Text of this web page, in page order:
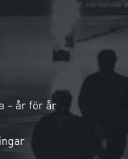
– år för år